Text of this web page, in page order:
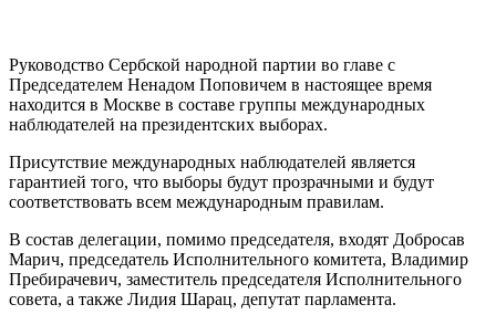
Руководство Сербской народной партии во главе с
Председателем Ненадом Поповичем в настоящее время
находится в Москве в составе группы международных
наблюдателей на президентских выборах.
Присутствие международных наблюдателей является
гарантией того, что выборы будут прозрачными и будут
соответствовать всем международным правилам.
В состав делегации, помимо председателя, входят Добросав
Марич, председатель Исполнительного комитета, Владимир
Пребирачевич, заместитель председателя Исполнительного
совета, а также Лидия Шарац, депутат парламента.